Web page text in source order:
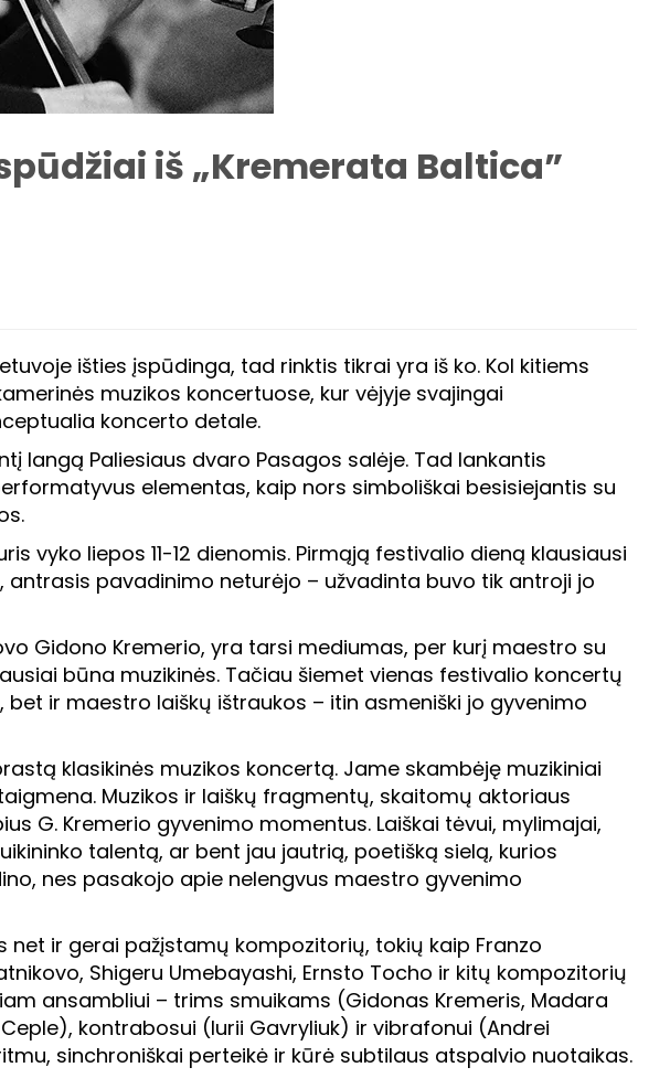
iš „Kremerata Baltica”
išties įspūdinga, tad rinktis tikrai yra iš ko. Kol kitiems
muzikos koncertuose, kur vėjyje svajingai
koncerto detale.
langą Paliesiaus dvaro Pasagos salėje. Tad lankantis
elementas, kaip nors simboliškai besisiejantis su
vyko liepos 11-12 dienomis. Pirmąją festivalio dieną klausiausi
pavadinimo neturėjo – užvadinta buvo tik antroji jo
Gidono Kremerio, yra tarsi mediumas, per kurį maestro su
būna muzikinės. Tačiau šiemet vienas festivalio koncertų
ir maestro laiškų ištraukos – itin asmeniški jo gyvenimo
klasikinės muzikos koncertą. Jame skambėję muzikiniai
Muzikos ir laiškų fragmentų, skaitomų aktoriaus
G. Kremerio gyvenimo momentus. Laiškai tėvui, mylimajai,
talentą, ar bent jau jautrią, poetišką sielą, kurios
nes pasakojo apie nelengvus maestro gyvenimo
ir gerai pažįstamų kompozitorių, tokių kaip Franzo
Shigeru Umebayashi, Ernsto Tocho ir kitų kompozitorių
ansambliui – trims smuikams (Gidonas Kremeris, Madara
kontrabosui (Iurii Gavryliuk) ir vibrafonui (Andrei
sinchroniškai perteikė ir kūrė subtilaus atspalvio nuotaikas.